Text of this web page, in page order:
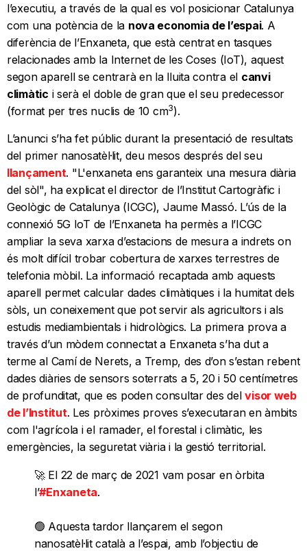
l’executiu, a través de la qual es vol posicionar Catalunya
com una potència de la nova economia de l’espai. A
diferència de l’Enxaneta, que està centrat en tasques
relacionades amb la Internet de les Coses (IoT), aquest
segon aparell se centrarà en la lluita contra el canvi
climàtic i serà el doble de gran que el seu predecessor
(format per tres nuclis de 10 cm3).
L’anunci s’ha fet públic durant la presentació de resultats
del primer nanosatèl·lit, deu mesos després del seu
llançament. "L'enxaneta ens garanteix una mesura diària
del sòl", ha explicat el director de l’Institut Cartogràfic i
Geològic de Catalunya (ICGC), Jaume Massó. L’ús de la
connexió 5G IoT de l’Enxaneta ha permès a l’ICGC
ampliar la seva xarxa d’estacions de mesura a indrets on
és molt difícil trobar cobertura de xarxes terrestres de
telefonia mòbil. La informació recaptada amb aquests
aparell permet calcular dades climàtiques i la humitat dels
sòls, un coneixement que pot servir als agricultors i als
estudis mediambientals i hidrològics. La primera prova a
través d’un mòdem connectat a Enxaneta s’ha dut a
terme al Camí de Nerets, a Tremp, des d’on s’estan rebent
dades diàries de sensors soterrats a 5, 20 i 50 centímetres
de profunditat, que es poden consultar des delvisor web
de l’Institut. Les pròximes proves s’executaran en àmbits
com l'agrícola i el ramader, el forestal i climàtic, les
emergències, la seguretat viària i la gestió territorial.
🚀 El 22 de març de 2021 vam posar en òrbita
l’#Enxaneta.
🟢 Aquesta tardor llançarem el segon
nanosatèl·lit català a l’espai, amb l’objectiu de